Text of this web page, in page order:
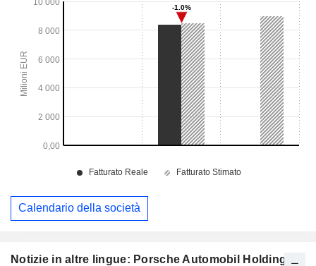
Notizie in altre lingue: Porsche Automobil Holding
Calendario della società